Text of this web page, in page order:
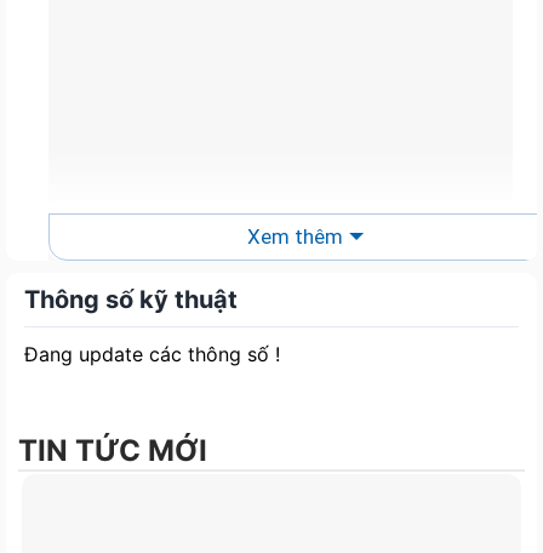
Xem thêm
Thông số kỹ thuật
Đang update các thông số !
TIN TỨC MỚI